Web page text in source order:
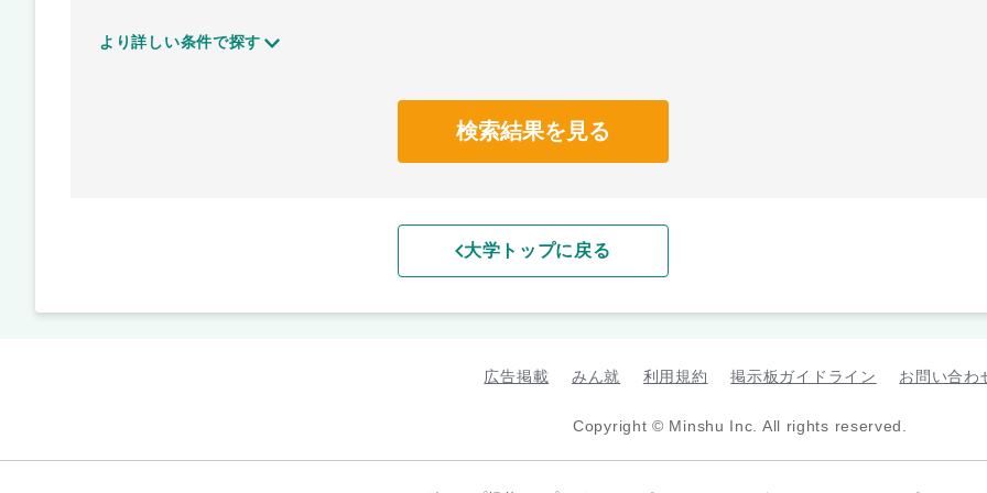
より詳しい条件で探す
検索結果を見る
大学トップに戻る
広告掲載 みん就 利用規約 掲示板ガイドライン お問い合わ
Copyright © Minshu Inc. All rights reserved.